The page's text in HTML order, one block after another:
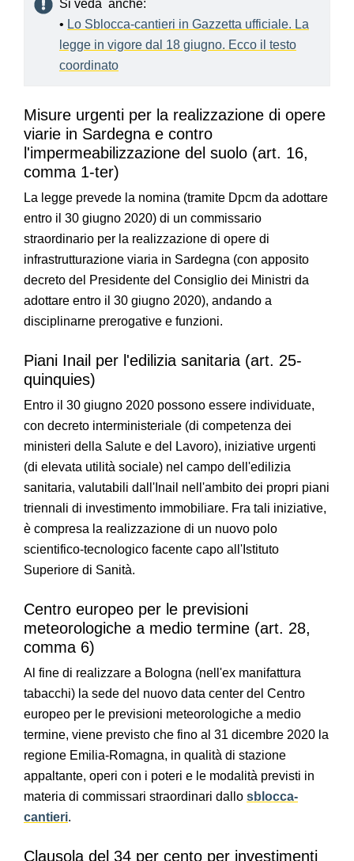
Si veda anche:
• Lo Sblocca-cantieri in Gazzetta ufficiale. La
legge in vigore dal 18 giugno. Ecco il testo
coordinato
Misure urgenti per la realizzazione di opere
viarie in Sardegna e contro
l'impermeabilizzazione del suolo (art. 16,
comma 1-ter)
La legge prevede la nomina (tramite Dpcm da adottare
entro il 30 giugno 2020) di un commissario
straordinario per la realizzazione di opere di
infrastrutturazione viaria in Sardegna (con apposito
decreto del Presidente del Consiglio dei Ministri da
adottare entro il 30 giugno 2020), andando a
disciplinarne prerogative e funzioni.
Piani Inail per l'edilizia sanitaria (art. 25-
quinquies)
Entro il 30 giugno 2020 possono essere individuate,
con decreto interministeriale (di competenza dei
ministeri della Salute e del Lavoro), iniziative urgenti
(di elevata utilità sociale) nel campo dell'edilizia
sanitaria, valutabili dall'Inail nell'ambito dei propri piani
triennali di investimento immobiliare. Fra tali iniziative,
è compresa la realizzazione di un nuovo polo
scientifico-tecnologico facente capo all'Istituto
Superiore di Sanità.
Centro europeo per le previsioni
meteorologiche a medio termine (art. 28,
comma 6)
Al fine di realizzare a Bologna (nell'ex manifattura
tabacchi) la sede del nuovo data center del Centro
europeo per le previsioni meteorologiche a medio
termine, viene previsto che fino al 31 dicembre 2020 la
regione Emilia-Romagna, in qualità di stazione
appaltante, operi con i poteri e le modalità previsti in
materia di commissari straordinari dallo sblocca-
cantieri.
Clausola del 34 per cento per investimenti